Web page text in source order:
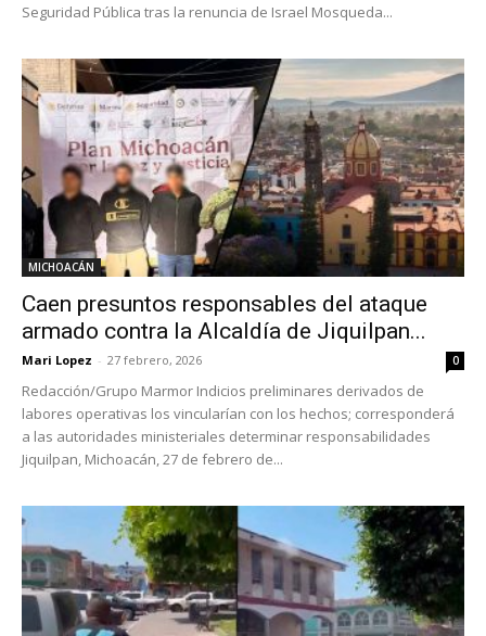
Seguridad Pública tras la renuncia de Israel Mosqueda...
MICHOACÁN
Caen presuntos responsables del ataque
armado contra la Alcaldía de Jiquilpan...
Mari Lopez - 27 febrero, 2026 0
Redacción/Grupo Marmor Indicios preliminares derivados de
labores operativas los vincularían con los hechos; corresponderá
a las autoridades ministeriales determinar responsabilidades
Jiquilpan, Michoacán, 27 de febrero de...